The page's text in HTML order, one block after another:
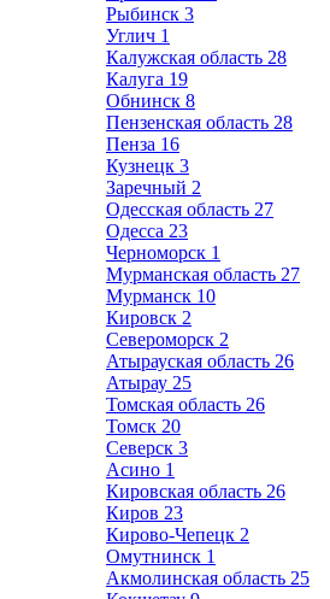
Рыбинск 3
Углич 1
Калужская область 28
Калуга 19
Обнинск 8
Пензенская область 28
Пенза 16
Кузнецк 3
Заречный 2
Одесская область 27
Одесса 23
Черноморск 1
Мурманская область 27
Мурманск 10
Кировск 2
Североморск 2
Атырауская область 26
Атырау 25
Томская область 26
Томск 20
Северск 3
Асино 1
Кировская область 26
Киров 23
Кирово-Чепецк 2
Омутнинск 1
Акмолинская область 25